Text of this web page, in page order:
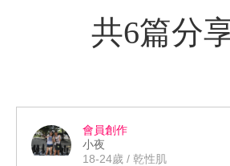
共6篇分
會員創作
小夜
18-24歲 / 乾性肌